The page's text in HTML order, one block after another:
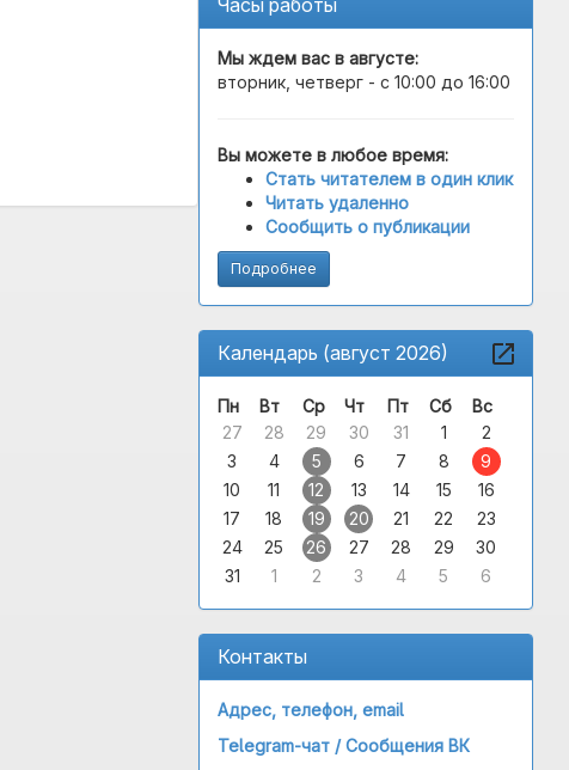
Часы работы
Мы ждем вас в августе:
вторник, четверг - с 10:00 до 16:00
Вы можете в любое время:
Стать читателем в один клик
Читать удаленно
Сообщить о публикации
Подробнее
Календарь (август 2026)
Пн Вт Ср Чт Пт Сб
Вс
27
28 29 30 31 1
2
3
4 5 6 7 8
9
10
11 12 13 14 15
16
17
18 19 20 21 22
23
24
25 26 27 28 29
30
31
1 2 3 4 5 6
Контакты
Адрес, телефон, email
Telegram-чат /Сообщения ВК